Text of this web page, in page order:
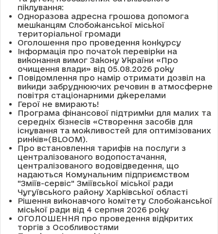
піклування:
Одноразова адресна грошова допомога
мешканцям Слобожанської міської
територіальної громади
Оголошення про проведення конкурсу
Інформація про початок перевірки на
виконання вимог Закону України «Про
очищення влади» від 05.08.2026 року
Повідомлення про намір отримати дозвіл на
викиди забруднюючих речовин в атмосферне
повітря стаціонарними джерелами
Герої не вмирають!
Програма фінансової підтримки для малих та
середніх бізнесів «Створення засобів для
існування та можливостей для оптимізованих
ринків»(BLOOM).
Про встановлення тарифів на послуги з
централізованого водопостачання,
централізованого водовідведення, що
надаються Комунальним підприємством
"Зміїв-сервіс" Зміївської міської ради
Чугуївського району Харківської області
Рішення виконавчого комітету Слобожанської
міської ради від 4 серпня 2026 року
ОГОЛОШЕННЯ про проведення відкритих
торгів з Особливостями